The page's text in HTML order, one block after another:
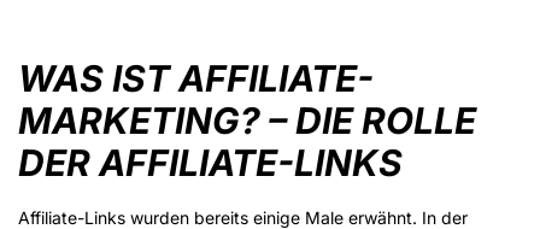
WAS IST AFFILIATE-
MARKETING? – DIE ROLLE
DER AFFILIATE-LINKS
Affiliate-Links wurden bereits einige Male erwähnt. In der